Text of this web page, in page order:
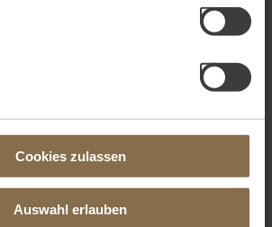
Cookies zulassen
Auswahl erlauben
Toner 200ml